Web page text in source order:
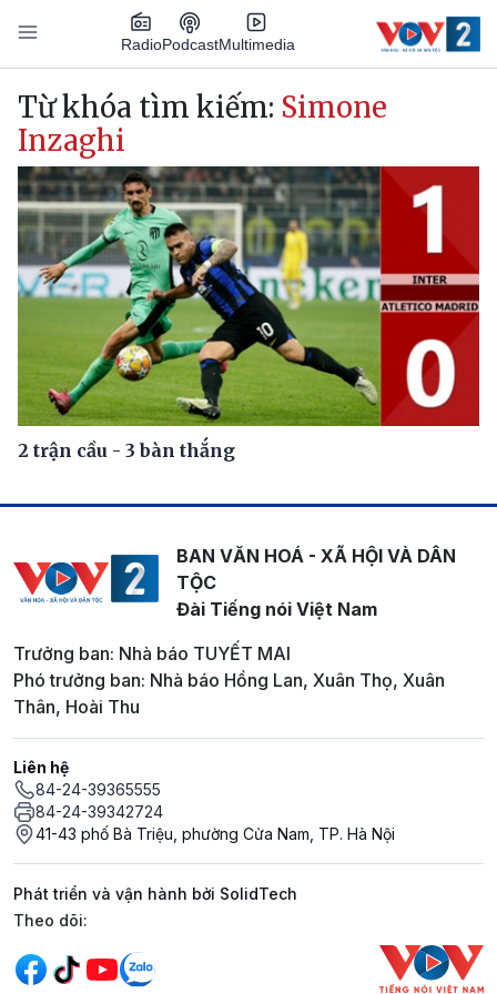
Nhảy đến nội dung
RadioPodcastMultimedia
Main navigation
Từ khóa tìm kiếm: Simone
Inzaghi
2 trận cầu - 3 bàn thắng
BAN VĂN HOÁ - XÃ HỘI VÀ DÂN
TỘC
Đài Tiếng nói Việt Nam
Trưởng ban: Nhà báo TUYẾT MAI
Phó trưởng ban: Nhà báo Hồng Lan, Xuân Thọ, Xuân
Thân, Hoài Thu
Liên hệ
84-24-39365555
84-24-39342724
41-43 phố Bà Triệu, phường Cửa Nam, TP. Hà Nội
Phát triển và vận hành bởi SolidTech
Mạng xã hội
Theo dõi: